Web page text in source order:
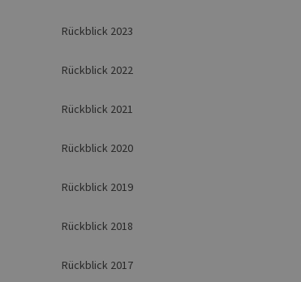
Rückblick 2023
Rückblick 2022
Rückblick 2021
Rückblick 2020
Rückblick 2019
Rückblick 2018
Rückblick 2017